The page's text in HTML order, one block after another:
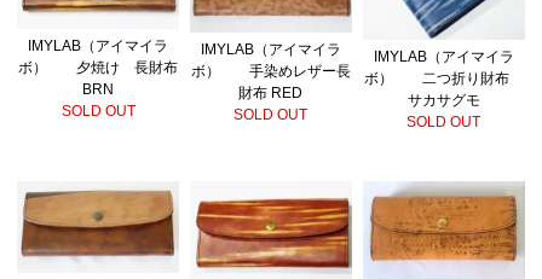
IMYLAB（アイマイラ
ボ） 夕焼け 長財布
BRN
SOLD OUT
IMYLAB（アイマイラ
ボ） 手染めレザー長
財布 RED
SOLD OUT
IMYLAB（アイマイラ
ボ） 二つ折り財布
サカサグモ
SOLD OUT